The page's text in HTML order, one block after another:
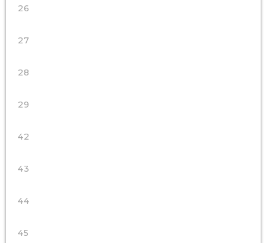
26
27
28
29
42
43
44
45